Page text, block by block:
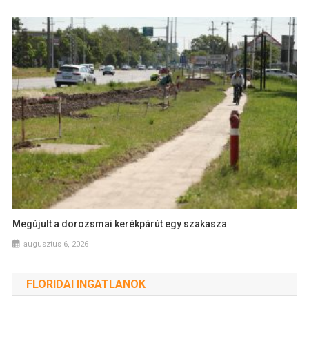
Megújult a dorozsmai kerékpárút egy szakasza
augusztus 6, 2026
FLORIDAI INGATLANOK